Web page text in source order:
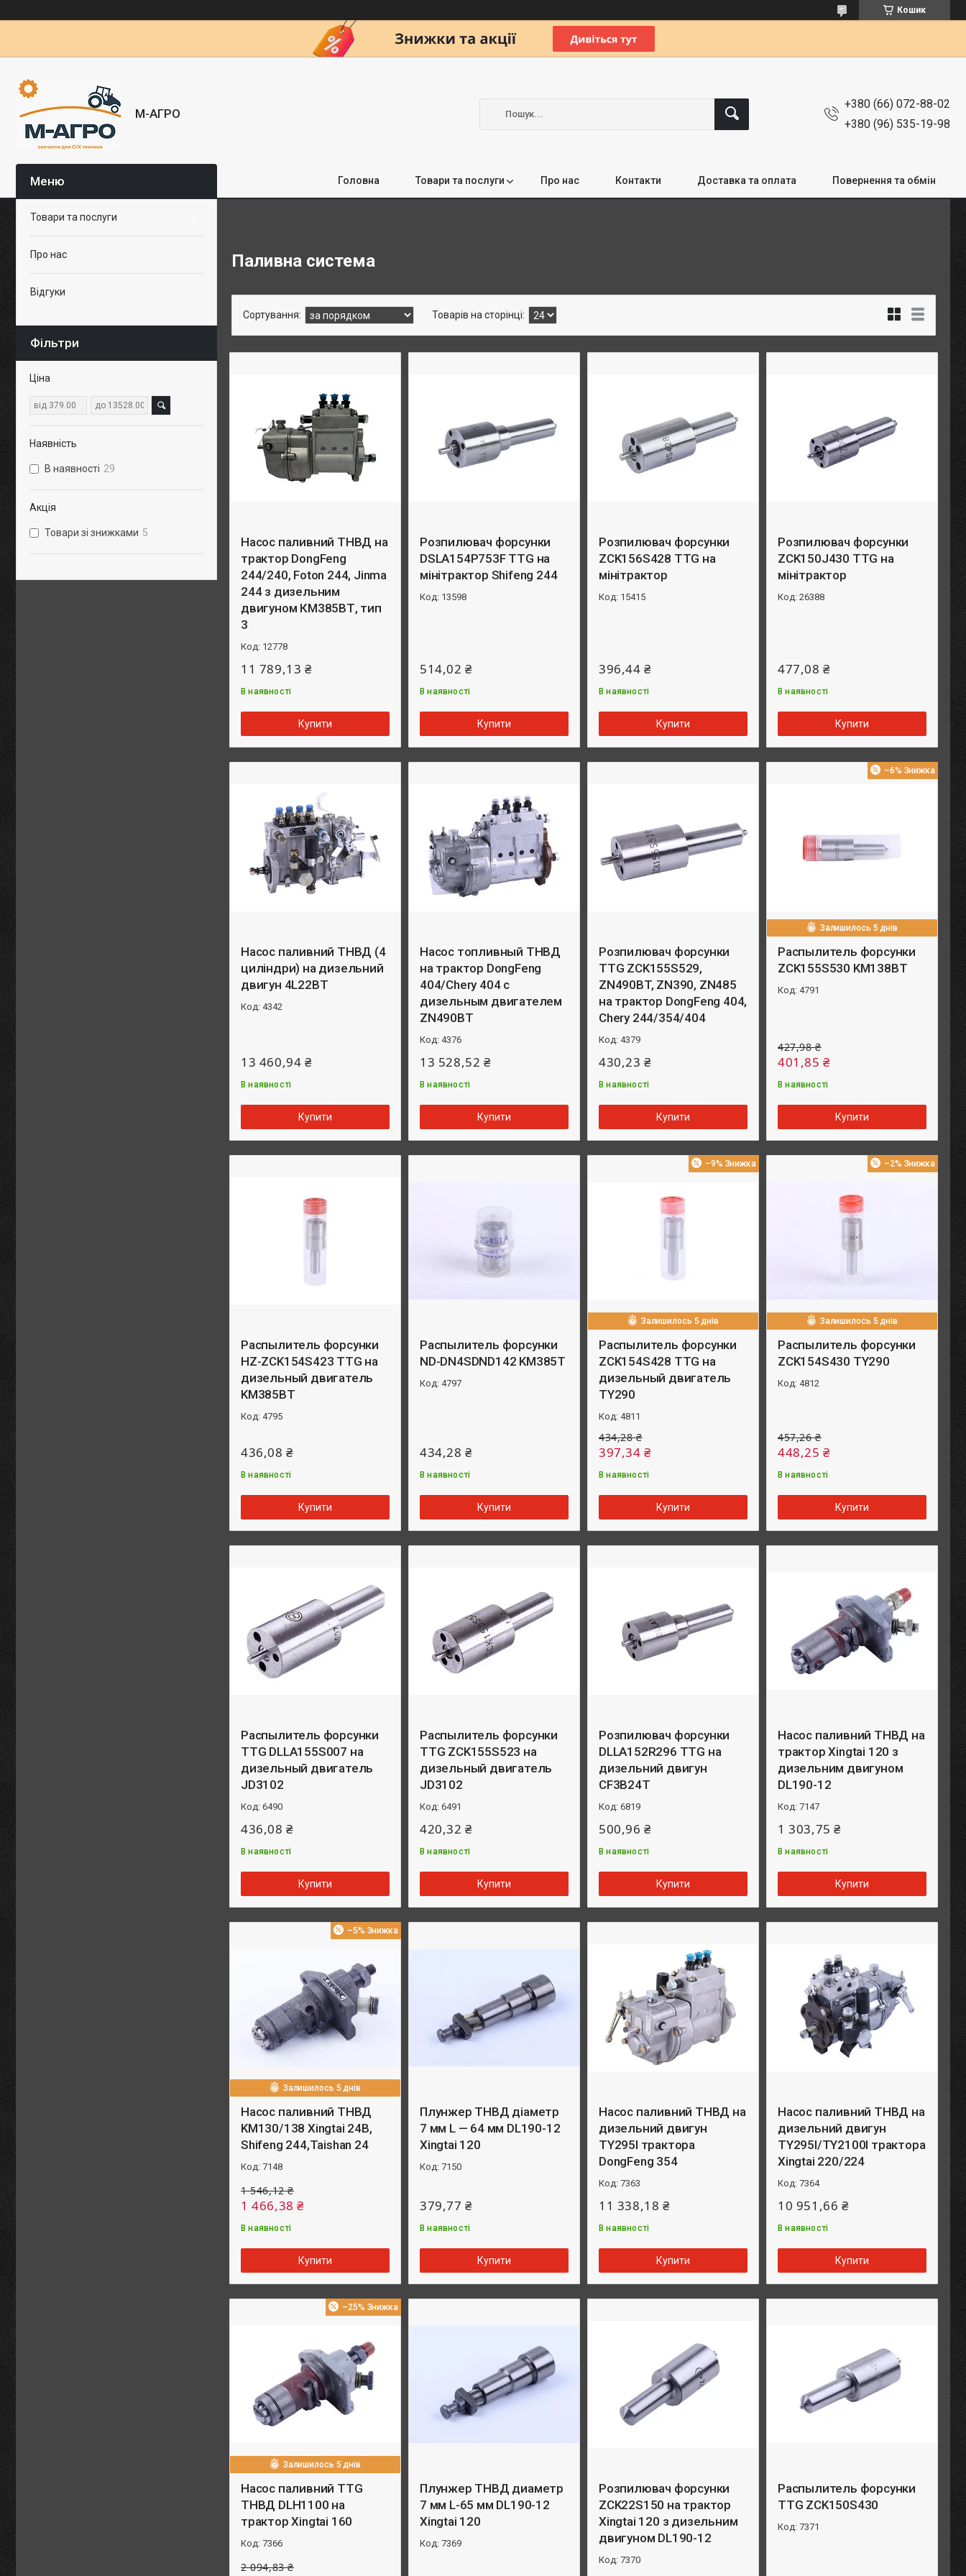
Кошик
М-АГРО
+380 (66) 072-88-02
+380 (96) 535-19-98
Головна Товари та послуги Про нас Контакти Доставка та оплата Повернення та обмін
Паливна система
Насос паливний ТНВД на
трактор DongFeng
244/240, Foton 244, Jinma
244 з дизельним
двигуном КМ385ВТ, тип
3
12778
11 789,13 ₴
В наявності
Купити
Розпилювач форсунки
DSLA154P753F TTG на
мінітрактор Shifeng 244
13598
514,02 ₴
В наявності
Купити
Розпилювач форсунки
ZCK156S428 TTG на
мінітрактор
15415
396,44 ₴
В наявності
Купити
Розпилювач форсунки
ZCK150J430 TTG на
мінітрактор
26388
477,08 ₴
В наявності
Купити
Насос паливний ТНВД (4
циліндри) на дизельний
двигун 4L22BT
4342
13 460,94 ₴
В наявності
Купити
Насос топливный ТНВД
на трактор DongFeng
404/Chery 404 с
дизельным двигателем
ZN490BT
4376
13 528,52 ₴
В наявності
Купити
Розпилювач форсунки
TTG ZCK155S529,
ZN490BT, ZN390, ZN485
на трактор DongFeng 404,
Chery 244/354/404
4379
430,23 ₴
В наявності
Купити
–6%
Залишилось 5 днів
Распылитель форсунки
ZCK155S530 KM138BT
4791
427,98 ₴
401,85 ₴
В наявності
Купити
Распылитель форсунки
HZ-ZCK154S423 TTG на
дизельный двигатель
KM385BT
4795
436,08 ₴
В наявності
Купити
Распылитель форсунки
ND-DN4SDND142 KM385T
4797
434,28 ₴
В наявності
Купити
–9%
Залишилось 5 днів
Распылитель форсунки
ZCK154S428 TTG на
дизельный двигатель
TY290
4811
434,28 ₴
397,34 ₴
В наявності
Купити
–2%
Залишилось 5 днів
Распылитель форсунки
ZCK154S430 TY290
4812
457,26 ₴
448,25 ₴
В наявності
Купити
Распылитель форсунки
TTG DLLA155S007 на
дизельный двигатель
JD3102
6490
436,08 ₴
В наявності
Купити
Распылитель форсунки
TTG ZCK155S523 на
дизельный двигатель
JD3102
6491
420,32 ₴
В наявності
Купити
Розпилювач форсунки
DLLA152R296 TTG на
дизельний двигун
СF3B24T
6819
500,96 ₴
В наявності
Купити
Насос паливний ТНВД на
трактор Xingtai 120 з
дизельним двигуном
DL190-12
7147
1 303,75 ₴
В наявності
Купити
–5%
Залишилось 5 днів
Насос паливний ТНВД
KM130/138 Xingtai 24B,
Shifeng 244,Taishan 24
7148
1 546,12 ₴
1 466,38 ₴
В наявності
Купити
Плунжер ТНВД діаметр
7 мм L — 64 мм DL190-12
Xingtai 120
7150
379,77 ₴
В наявності
Купити
Насос паливний ТНВД на
дизельний двигун
TY295I трактора
DongFeng 354
7363
11 338,18 ₴
В наявності
Купити
Насос паливний ТНВД на
дизельний двигун
TY295I/TY2100I трактора
Xingtai 220/224
7364
10 951,66 ₴
В наявності
Купити
–25%
Залишилось 5 днів
Насос паливний TTG
ТНВД DLH1100 на
трактор Xingtai 160
7366
2 094,83 ₴
Плунжер ТНВД диаметр
7 мм L-65 мм DL190-12
Xingtai 120
7369
Розпилювач форсунки
ZCK22S150 на трактор
Xingtai 120 з дизельним
двигуном DL190-12
7370
Распылитель форсунки
TTG ZCK150S430
7371
Товари та послуги
Про нас
Відгуки
Фільтри
Ціна
Наявність
В наявності 29
Акція
Товари зі знижками 5